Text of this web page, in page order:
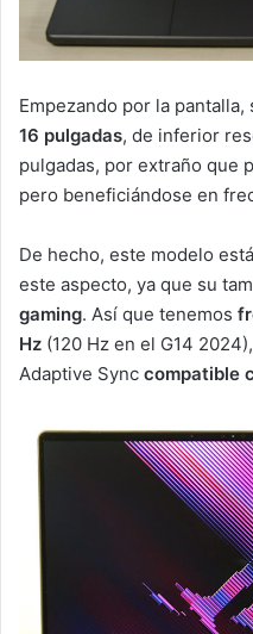
Empezando por la pantalla,
16 pulgadas, de inferior
pulgadas, por extraño que
pero beneficiándose en
De hecho, este modelo
este aspecto, ya que su
gaming. Así que tenemos
Hz (120 Hz en el G14 2024),
Adaptive Sync compatible